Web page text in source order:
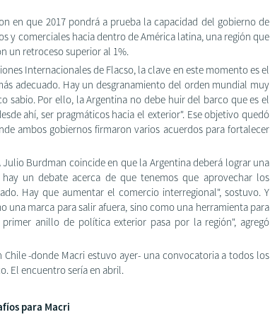
en que 2017 pondrá a prueba la capacidad del gobierno de
y comerciales hacia dentro de América latina, una región que
un retroceso superior al 1%.
Internacionales de Flacso, la clave en este momento es el
adecuado. Hay un desgranamiento del orden mundial muy
sabio. Por ello, la Argentina no debe huir del barco que es el
ahí, ser pragmáticos hacia el exterior". Ese objetivo quedó
ambos gobiernos firmaron varios acuerdos para fortalecer
Burdman coincide en que la Argentina deberá lograr una
un debate acerca de que tenemos que aprovechar los
Hay que aumentar el comercio interregional", sostuvo. Y
una marca para salir afuera, sino como una herramienta para
anillo de política exterior pasa por la región", agregó
-donde Macri estuvo ayer- una convocatoria a todos los
El encuentro sería en abril.
para Macri